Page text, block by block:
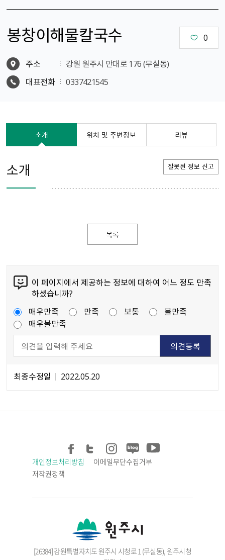
봉창이해물칼국수 0
주소
강원 원주시 만대로 176 (무실동)
대표전화
0337421545
소개 위치 및 주변정보 리뷰
소개 잘못된 정보 신고
목록
이 페이지에서 제공하는 정보에 대하여 어느 정도 만족
하셨습니까?
매우만족
만족 보통
불만족
매우불만족
최종수정일 2022.05.20
개인정보처리방침
이메일무단수집거부
저작권정책
[26384] 강원특별자치도 원주시 시청로 1 (무실동), 원주시청